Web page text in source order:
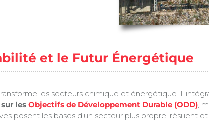
et le Futur Énergétique
les secteurs chimique et énergétique.
les Objectifs de Développement Durable (ODD),
posent les bases d’un secteur plus propre, résilient